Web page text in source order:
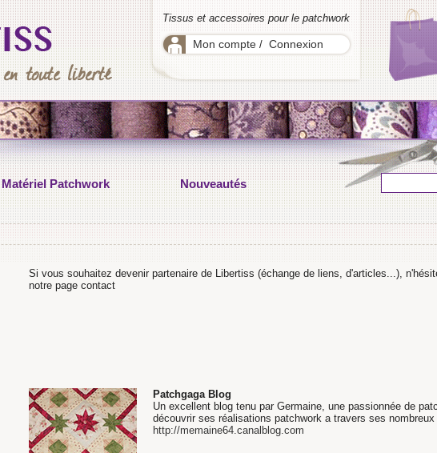
Tissus et accessoires pour le patchwork
Mon compte / Connexion
Matériel Patchwork Nouveautés
Si vous souhaitez devenir partenaire de Libertiss (échange de liens, d'articles...),
notre page contact
Patchgaga Blog
Un excellent blog tenu par Germaine, une passionnée de
découvrir ses réalisations patchwork a travers ses
http://memaine64.canalblog.com